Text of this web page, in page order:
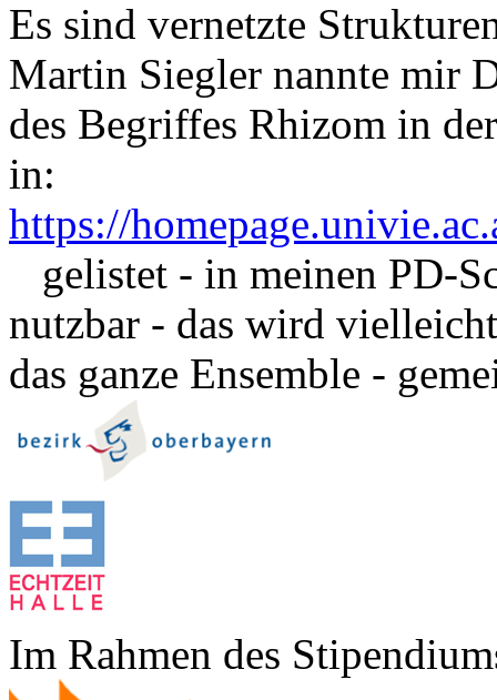
Es sind vernetzte
Martin Siegler nannte mir
des Begriffes Rhizom in
in:
https://
gelistet - in meinen PD-
nutzbar - das wird
das ganze Ensemble -
Im Rahmen des